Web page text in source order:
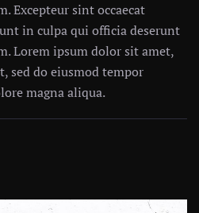
Excepteur sint occaecat
in culpa qui officia deserunt
Lorem ipsum dolor sit amet,
sed do eiusmod tempor
magna aliqua.